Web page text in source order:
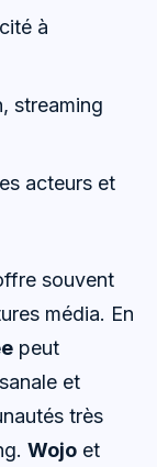
à
streaming
acteurs et
souvent
média. En
peut
et
très
Wojo et